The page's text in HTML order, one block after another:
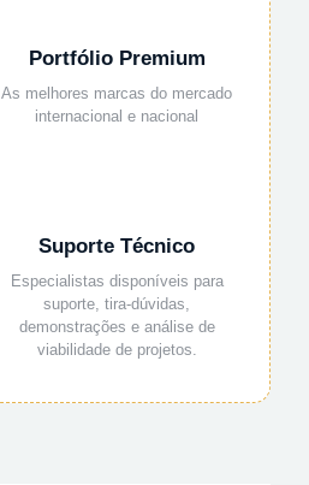
Portfólio Premium
As melhores marcas do mercado
internacional e nacional
Suporte Técnico
Especialistas disponíveis para
suporte, tira-dúvidas,
demonstrações e análise de
viabilidade de projetos.